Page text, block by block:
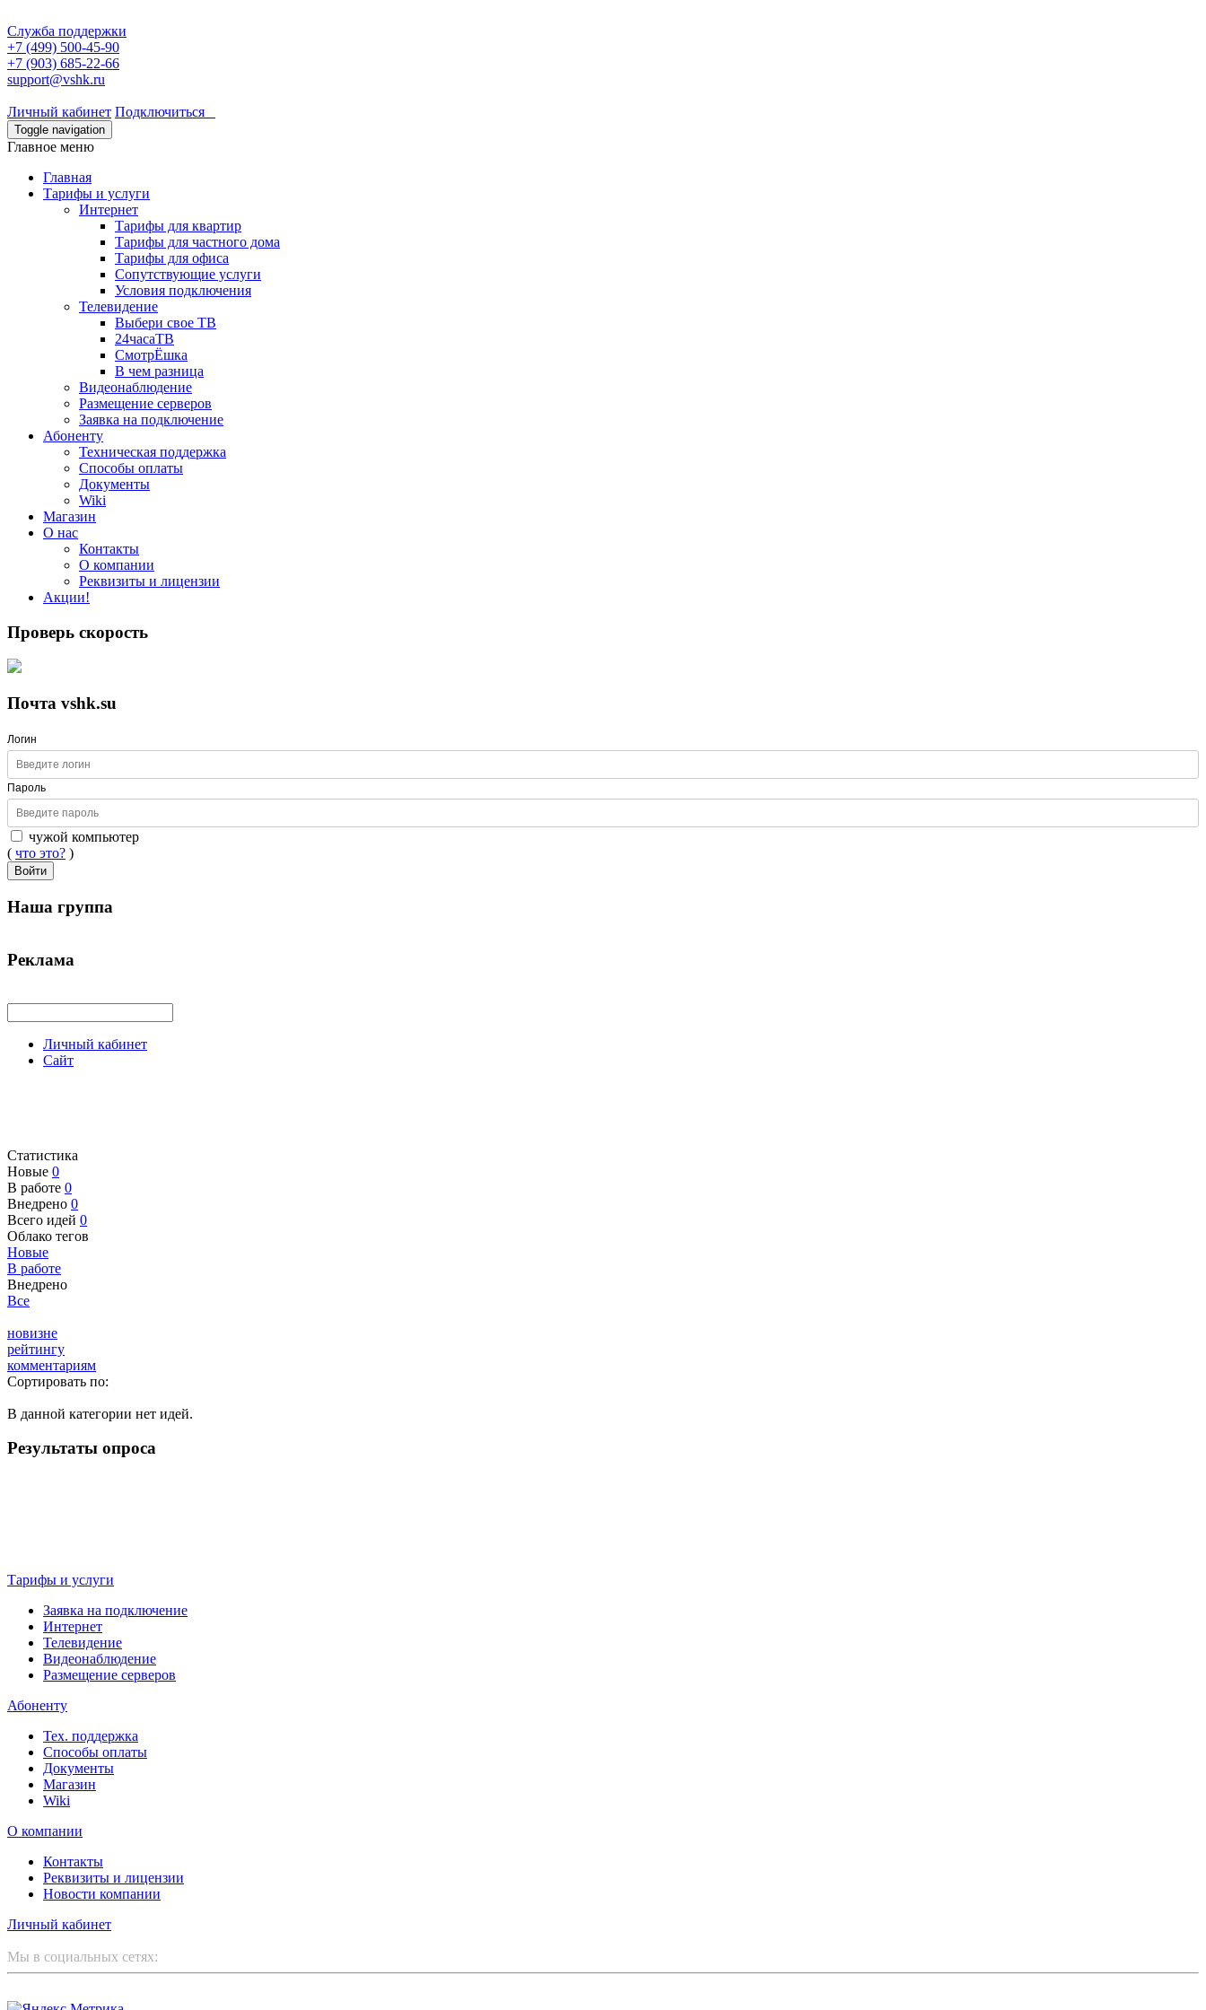
Служба поддержки
+7 (499) 500-45-90
+7 (903) 685-22-66
support@vshk.ru
Личный кабинет Подключиться
Toggle navigation
Главное меню
Главная
Тарифы и услуги
Интернет
Тарифы для квартир
Тарифы для частного дома
Тарифы для офиса
Сопутствующие услуги
Условия подключения
Телевидение
Выбери свое ТВ
24часаТВ
СмотрЁшка
В чем разница
Видеонаблюдение
Размещение серверов
Заявка на подключение
Абоненту
Техническая поддержка
Способы оплаты
Документы
Wiki
Магазин
О нас
Контакты
О компании
Реквизиты и лицензии
Акции!
Проверь скорость
Почта vshk.su
Логин
Пароль
чужой компьютер
( что это? )
Войти
Наша группа
Реклама
Личный кабинет
Сайт
Статистика
Новые 0
В работе 0
Внедрено 0
Всего идей 0
Облако тегов
Новые
В работе
Внедрено
Все
новизне
рейтингу
комментариям
Сортировать по:
В данной категории нет идей.
Результаты опроса
Тарифы и услуги
Заявка на подключение
Интернет
Телевидение
Видеонаблюдение
Размещение серверов
Абоненту
Тех. поддержка
Способы оплаты
Документы
Магазин
Wiki
О компании
Контакты
Реквизиты и лицензии
Новости компании
Личный кабинет
Мы в социальных сетях: